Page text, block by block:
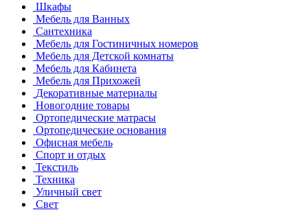
Шкафы
Мебель для Ванных
Сантехника
Мебель для Гостиничных номеров
Мебель для Детской комнаты
Мебель для Кабинета
Мебель для Прихожей
Декоративные материалы
Новогодние товары
Ортопедические матрасы
Ортопедические основания
Офисная мебель
Спорт и отдых
Текстиль
Техника
Уличный свет
Свет